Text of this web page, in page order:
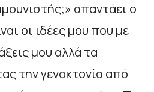
απαντάει ο
οι ιδέες μου που με
μου αλλά τα
την γενοκτονία από